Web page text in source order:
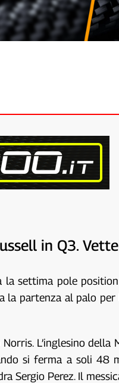
in Q3.
settima pole
partenza al palo per
L’inglesino della
si ferma a soli 48
Sergio Perez. Il